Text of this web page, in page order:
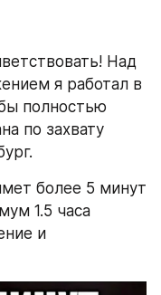
Над
я работал в
полностью
по захвату
более 5 минут
1.5 часа
и